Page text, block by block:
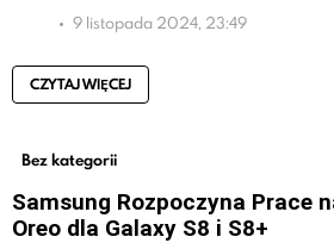
9 listopada 2024, 23:49
CZYTAJ WIĘCEJ
Bez kategorii
Samsung Rozpoczyna Prace
Oreo dla Galaxy S8 i S8+